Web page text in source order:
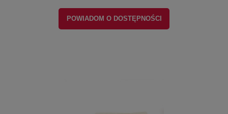
POWIADOM O DOSTĘPNOŚCI